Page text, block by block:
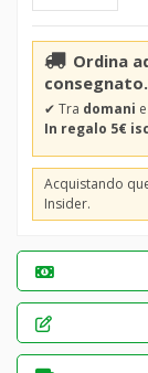
Ordina
✔ Tra domani e
In regalo 5€
Acquistando
Insider.